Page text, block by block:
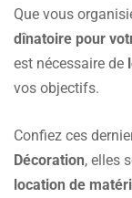
Que vous
dînatoire pour
est nécessaire de
vos objectifs.
Confiez ces
Décoration, elles
location de